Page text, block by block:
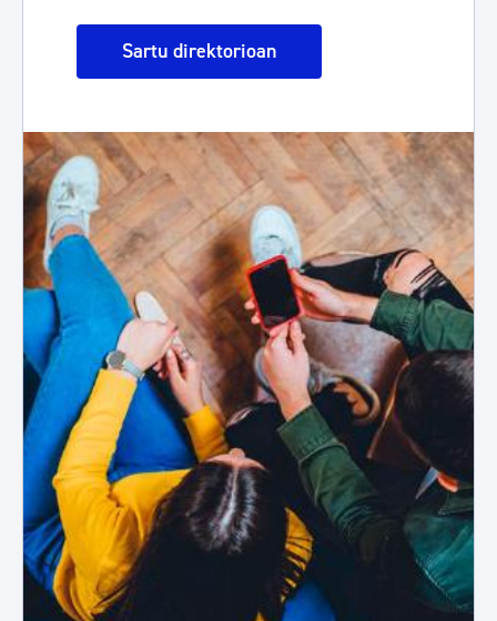
Sartu direktorioan